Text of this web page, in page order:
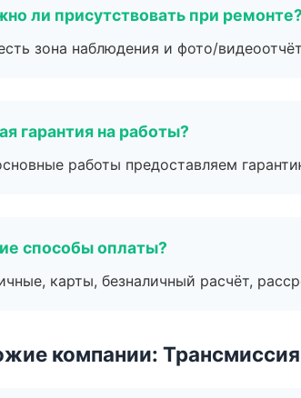
ли присутствовать при ремонте?
зона наблюдения и фото/
гарантия на работы?
работы предоставляем
способы оплаты?
карты, безналичный расчёт,
компании: